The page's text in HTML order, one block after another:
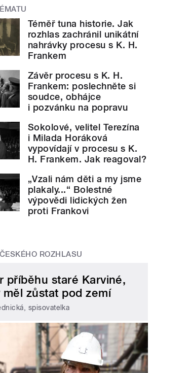
Téměř tuna historie. Jak
rozhlas zachránil unikátní
nahrávky procesu s K. H.
Frankem
Závěr procesu s K. H.
Frankem: poslechněte si
soudce, obhájce
i pozvánku na popravu
Sokolové, velitel Terezína
i Milada Horáková
vypovídají v procesu s K.
H. Frankem. Jak reagoval?
„Vzali nám děti a my jsme
plakaly...“ Bolestné
výpovědi lidických žen
proti Frankovi
ROZHLASU
příběhu staré Karviné,
měl zůstat pod zemí
spisovatelka